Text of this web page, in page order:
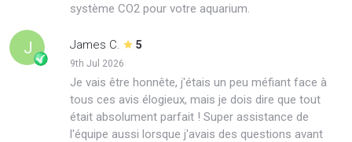
système CO2 pour votre aquarium.
J James C. 5
9th Jul 2026
Je vais être honnête, j'étais un peu méfiant face à
tous ces avis élogieux, mais je dois dire que tout
était absolument parfait ! Super assistance de
l'équipe aussi lorsque j'avais des questions avant